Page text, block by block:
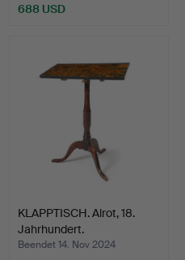
688 USD
KLAPPTISCH. Alrot, 18.
Jahrhundert.
Beendet 14. Nov 2024